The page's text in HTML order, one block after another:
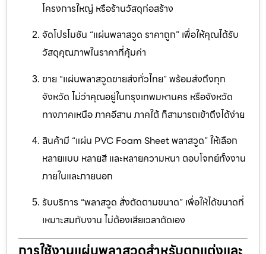
โครงการใหญ่ หรือร้านวัสดุก่อสร้าง
จัดโปรโมชัน “แผ่นพลาสวูด ราคาถูก” เพื่อให้คุณได้รับ
วัสดุคุณภาพในราคาที่คุ้มค่า
ขาย “แผ่นพลาสวูดขายส่งทั่วไทย” พร้อมส่งถึงทุก
จังหวัด ไม่ว่าคุณอยู่ในกรุงเทพมหานคร หรือจังหวัด
ทางภาคเหนือ ภาคอีสาน ภาคใต้ ก็สามารถเข้าถึงได้ง่าย
สินค้ามี “แผ่น PVC Foam Sheet พลาสวูด” ให้เลือก
หลายแบบ หลายสี และหลายความหนา ตอบโจทย์ทั้งงาน
ภายในและภายนอก
รับบริการ “พลาสวูด สั่งตัดตามขนาด” เพื่อให้ได้ขนาดที่
เหมาะสมกับงาน ไม่ต้องเสียเวลาตัดเอง